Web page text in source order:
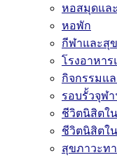
หอสมุดแล
หอพัก
กีฬาและสุ
โรงอาหาร
กิจกรรมแ
รอบรั้วจุฬา
ชีวิตนิสิตใ
ชีวิตนิสิตใ
สุขภาวะท